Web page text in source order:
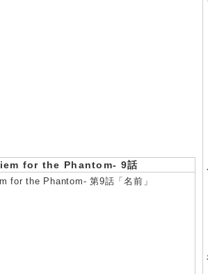
for the Phantom- 9話
for the Phantom- 第9話「名前」